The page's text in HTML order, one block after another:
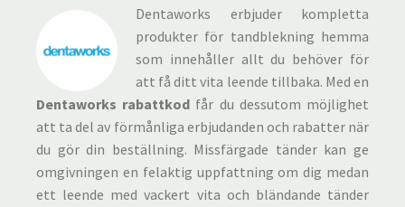
Dentaworks erbjuder kompletta
produkter för tandblekning hemma
som innehåller allt du behöver för
att få ditt vita leende tillbaka. Med en
Dentaworks rabattkod får du dessutom möjlighet
att ta del av förmånliga erbjudanden och rabatter när
du gör din beställning. Missfärgade tänder kan ge
omgivningen en felaktig uppfattning om dig medan
ett leende med vackert vita och bländande tänder